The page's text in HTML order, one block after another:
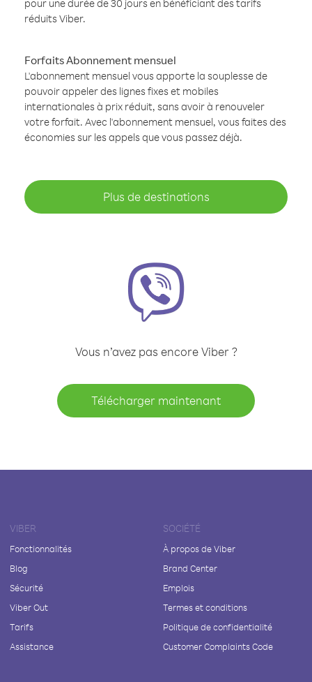
pour une durée de 30 jours en bénéficiant des tarifs
réduits Viber.
Forfaits Abonnement mensuel
L'abonnement mensuel vous apporte la souplesse de
pouvoir appeler des lignes fixes et mobiles
internationales à prix réduit, sans avoir à renouveler
votre forfait. Avec l'abonnement mensuel, vous faites des
économies sur les appels que vous passez déjà.
Plus de destinations
Vous n’avez pas encore Viber ?
Télécharger maintenant
VIBER
Fonctionnalités
Blog
Sécurité
Viber Out
Tarifs
Assistance
SOCIÉTÉ
À propos de Viber
Brand Center
Emplois
Termes et conditions
Politique de confidentialité
Customer Complaints Code